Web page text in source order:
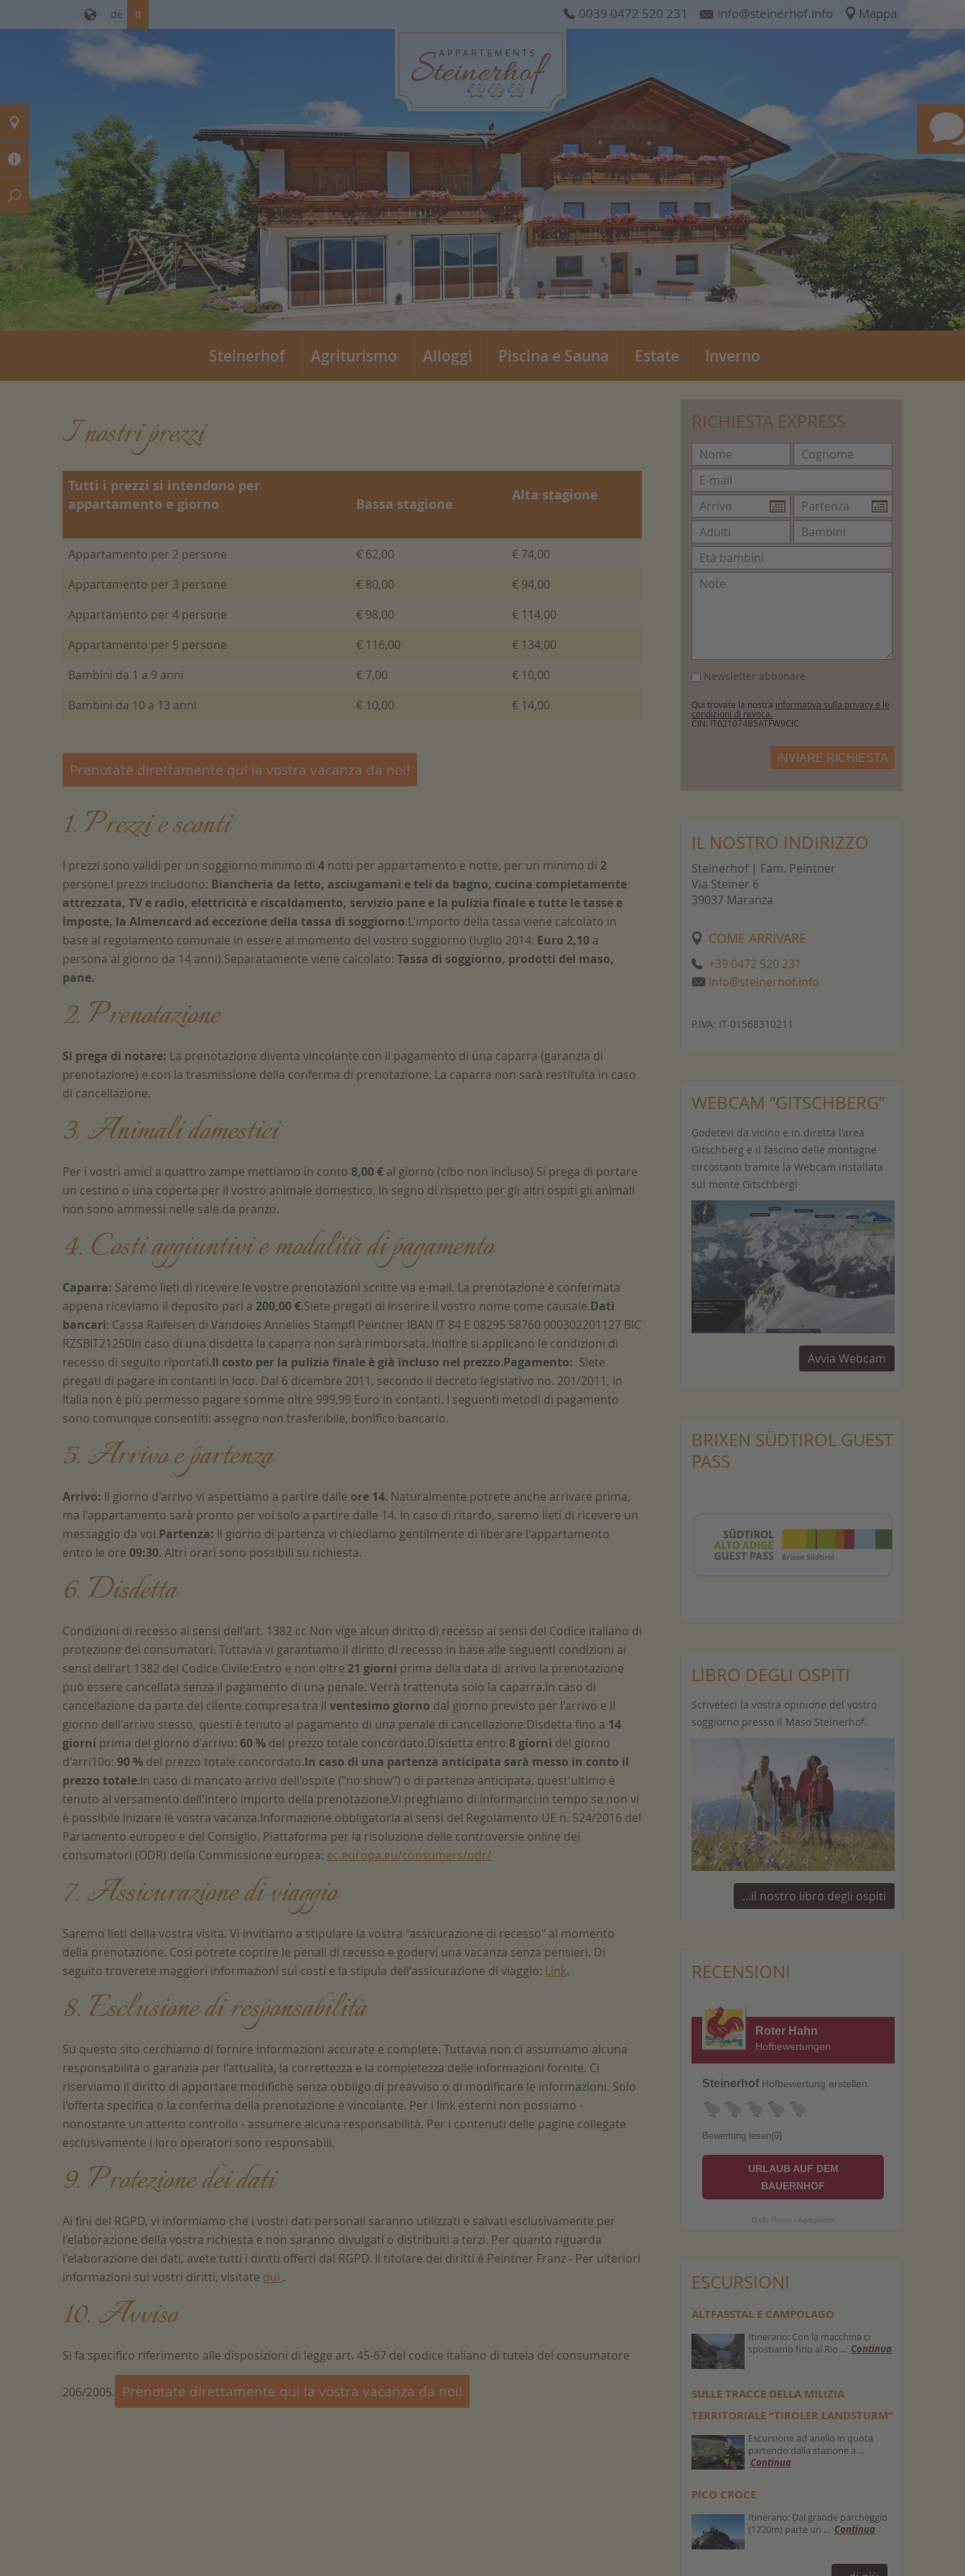
0039 0472 520 231 info@steinerhof.info Mappa
de it
Steinerhof Agriturismo Alloggi Piscina e Sauna Estate Inverno
I nostri prezzi
Tutti i prezzi si intendono per
appartamento e giorno
Bassa stagione
Alta stagione
Appartamento per 2 persone € 62,00
€ 74,00
Appartamento per 3 persone
€ 80,00
€ 94,00
Appartamento per 4 persone
€ 98,00
€ 114,00
Appartamento per 5 persone
€ 116,00
€ 134,00
Bambini da 1 a 9 anni
€ 7,00
€ 10,00
Bambini da 10 a 13 anni
€ 10,00 € 14,00
Prenotate direttamente qui la vostra vacanza da noi!
1. Prezzi e sconti
I prezzi sono validi per un soggiorno minimo di 4 notti per appartamento e notte, per un minimo di 2
persone.I prezzi includono: Biancheria da letto, asciugamani e teli da bagno, cucina completamente
attrezzata, TV e radio, elettricità e riscaldamento, servizio pane e la pulizia finale e tutte le tasse e
imposte, la Almencard ad eccezione della tassa di soggiorno.L'importo della tassa viene calcolato in
base al regolamento comunale in essere al momento del vostro soggiorno (luglio 2014: Euro 2,10 a
persona al giorno da 14 anni).Separatamente viene calcolato: Tassa di soggiorno, prodotti del maso,
pane.
2. Prenotazione
Si prega di notare: La prenotazione diventa vincolante con il pagamento di una caparra (garanzia di
prenotazione) e con la trasmissione della conferma di prenotazione. La caparra non sarà restituita in caso
di cancellazione.
3. Animali domestici
Per i vostri amici a quattro zampe mettiamo in conto 8,00 € al giorno (cibo non incluso) Si prega di portare
un cestino o una coperta per il vostro animale domestico. In segno di rispetto per gli altri ospiti gli animali
non sono ammessi nelle sale da pranzo.
4. Costi aggiuntivi e modalità di pagamento
Caparra: Saremo lieti di ricevere le vostre prenotazioni scritte via e-mail. La prenotazione è confermata
appena riceviamo il deposito pari a 200,00 €.Siete pregati di inserire il vostro nome come causale.Dati
bancari: Cassa Raifeisen di Vandoies Annelies Stampfl Peintner IBAN IT 84 E 08295 58760 000302201127 BIC
RZSBIT21250In caso di una disdetta la caparra non sarà rimborsata. Inoltre si applicano le condizioni di
recesso di seguito riportati.Il costo per la pulizia finale è già incluso nel prezzo.Pagamento: Siete
pregati di pagare in contanti in loco. Dal 6 dicembre 2011, secondo il decreto legislativo no. 201/2011, in
Italia non è più permesso pagare somme oltre 999,99 Euro in contanti. I seguenti metodi di pagamento
sono comunque consentiti: assegno non trasferibile, bonifico bancario.
5. Arrivo e partenza
Arrivo: Il giorno d'arrivo vi aspettiamo a partire dalle ore 14. Naturalmente potrete anche arrivare prima,
ma l'appartamento sarà pronto per voi solo a partire dalle 14. In caso di ritardo, saremo lieti di ricevere un
messaggio da voi.Partenza: Il giorno di partenza vi chiediamo gentilmente di liberare l'appartamento
entro le ore 09:30. Altri orari sono possibili su richiesta.
6. Disdetta
Condizioni di recesso ai sensi dell'art. 1382 cc Non vige alcun diritto di recesso ai sensi del Codice italiano di
protezione dei consumatori. Tuttavia vi garantiamo il diritto di recesso in base alle seguenti condizioni ai
sensi dell'art 1382 del Codice Civile:Entro e non oltre 21 giorni prima della data di arrivo la prenotazione
può essere cancellata senza il pagamento di una penale. Verrà trattenuta solo la caparra.In caso di
cancellazione da parte del cliente compresa tra il ventesimo giorno dal giorno previsto per l'arrivo e il
giorno dell'arrivo stesso, questi è tenuto al pagamento di una penale di cancellazione:Disdetta fino a 14
giorni prima del giorno d'arrivo: 60 % del prezzo totale concordato.Disdetta entro 8 giorni del giorno
d'arri10o: 90 % del prezzo totale concordato.In caso di una partenza anticipata sarà messo in conto il
prezzo totale.In caso di mancato arrivo dell'ospite ("no show") o di partenza anticipata, quest'ultimo è
tenuto al versamento dell'intero importo della prenotazione.Vi preghiamo di informarci in tempo se non vi
è possibile iniziare le vostra vacanza.Informazione obbligatoria ai sensi del Regolamento UE n. 524/2016 del
Parlamento europeo e del Consiglio. Piattaforma per la risoluzione delle controversie online dei
consumatori (ODR) della Commissione europea: ec.europa.eu/consumers/odr/
7. Assicurazione di viaggio
Saremo lieti della vostra visita. Vi invitiamo a stipulare la vostra "assicurazione di recesso" al momento
della prenotazione. Così potrete coprire le penali di recesso e godervi una vacanza senza pensieri. Di
seguito troverete maggiori informazioni sui costi e la stipula dell'assicurazione di viaggio: Link.
8. Esclusione di responsabilità
Su questo sito cerchiamo di fornire informazioni accurate e complete. Tuttavia non ci assumiamo alcuna
responsabilità o garanzia per l'attualità, la correttezza e la completezza delle informazioni fornite. Ci
riserviamo il diritto di apportare modifiche senza obbligo di preavviso o di modificare le informazioni. Solo
l'offerta specifica o la conferma della prenotazione è vincolante. Per i link esterni non possiamo -
nonostante un attento controllo - assumere alcuna responsabilità. Per i contenuti delle pagine collegate
esclusivamente i loro operatori sono responsabili.
9. Protezione dei dati
Ai fini del RGPD, vi informiamo che i vostri dati personali saranno utilizzati e salvati esclusivamente per
l'elaborazione della vostra richiesta e non saranno divulgati o distribuiti a terzi. Per quanto riguarda
l'elaborazione dei dati, avete tutti i diritti offerti dal RGPD. Il titolare dei diritti è Peintner Franz - Per ulteriori
informazioni sui vostri diritti, visitate qui .
10. Avviso
Si fa specifico riferimento alle disposizioni di legge art. 45-67 del codice italiano di tutela del consumatore
206/2005. Prenotate direttamente qui la vostra vacanza da noi!
RICHIESTA EXPRESS
Newsletter abbonare
Qui trovate la nostra informativa sulla privacy e le
condizioni di revoca.
CIN: IT021074B5ATFW9CIC
INVIARE RICHIESTA
IL NOSTRO INDIRIZZO
Steinerhof | Fam. Peintner
Via Steiner 6
39037 Maranza
COME ARRIVARE
+39 0472 520 231
info@steinerhof.info
P.IVA: IT-01568310211
WEBCAM “GITSCHBERG”
Godetevi da vicino e in diretta l'area
Gitschberg e il fascino delle montagne
circostanti tramite la Webcam installata
sul monte Gitschberg!
Avvia Webcam
BRIXEN SÜDTIROL GUEST
PASS
LIBRO DEGLI OSPITI
Scriveteci la vostra opinione del vostro
soggiorno presso il Maso Steinerhof.
...il nostro libro degli ospiti
RECENSIONI
Roter Hahn
Hofbewertungen
Steinerhof Hofbewertung erstellen
Bewertung lesen(0)
URLAUB AUF DEM
BAUERNHOF
Gallo Rosso - Agriturismo
ESCURSIONI
ALTFASSTAL E CAMPOLAGO
Itinerario: Con la macchina ci
spostiamo fino al Rio ... Continua
SULLE TRACCE DELLA MILIZIA
TERRITORIALE “TIROLER LANDSTURM”
Escursione ad anello in quota
partendo dalla stazione a ...
Continua
PICO CROCE
Itinerario: Dal grande parcheggio
(1720m) parte un ... Continua